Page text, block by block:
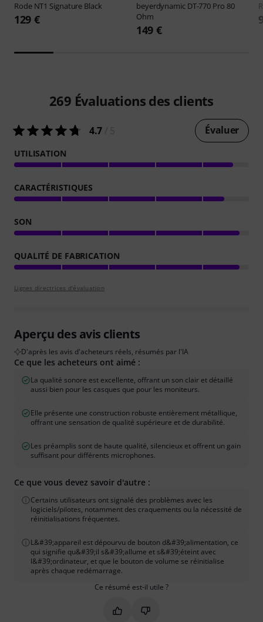
Rode NT1 Signature Black
129 €
beyerdynamic DT-770 Pro 80
Ohm
149 €
269 Évaluations des clients
4.7 Évaluer
UTILISATION
CARACTÉRISTIQUES
SON
QUALITÉ DE FABRICATION
Lignes directrices d'évaluation
Aperçu des avis clients
D'après les avis d'acheteurs réels, résumés par l'IA
Ce que les acheteurs ont aimé :
La qualité sonore est excellente, offrant un son clair et détaillé
aussi bien pour les casques que pour les moniteurs.
Elle présente une construction robuste entièrement métallique,
offrant une sensation de qualité supérieure et de durabilité.
Les préamplis sont de haute qualité, silencieux et offrent un gain
suffisant pour différents microphones.
Ce que vous devez savoir d'autre :
Certains utilisateurs ont signalé des problèmes avec les
logiciels/pilotes, notamment des craquements ou la nécessité de
réinitialisations fréquentes.
L&#39;appareil est dépourvu de bouton d&#39;alimentation, ce
qui signifie qu&#39;il s&#39;allume et s&#39;éteint avec
l&#39;ordinateur, et que le bouton de volume se réinitialise
après chaque redémarrage.
Ce résumé est-il utile ?
Marquer ce résumé comme utile
Marquer ce résumé comme